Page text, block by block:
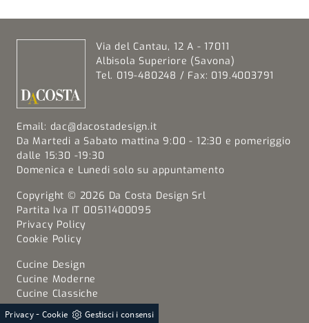
Via del Cantau, 12 A - 17011
Albisola Superiore (Savona)
Tel. 019-480248 / Fax: 019.4003791
Email: dac@dacostadesign.it
Da Martedi a Sabato mattina 9:00 - 12:30 e pomeriggio
dalle 15:30 -19:30
Domenica e Lunedi solo su appuntamento
Copyright © 2026 Da Costa Design Srl
Partita Iva IT 00511400095
Privacy Policy
Cookie Policy
Cucine Design
Cucine Moderne
Cucine Classiche
Cucine in Muratura
Privacy- Cookie Gestisci i consensi